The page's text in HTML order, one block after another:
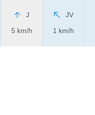
J
5 km/h
JV
1 km/h